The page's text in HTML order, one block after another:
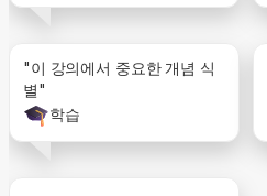
"이 강의에서 중요한 개념 식
별"
학습